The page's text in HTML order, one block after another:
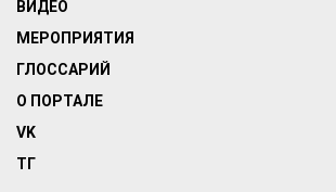
ВИДЕО
МЕРОПРИЯТИЯ
ГЛОССАРИЙ
О ПОРТАЛЕ
VK
ТГ